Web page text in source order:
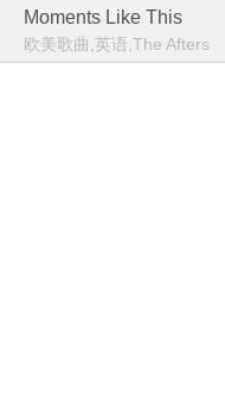
Moments Like This
欧美歌曲,英语,The Afters